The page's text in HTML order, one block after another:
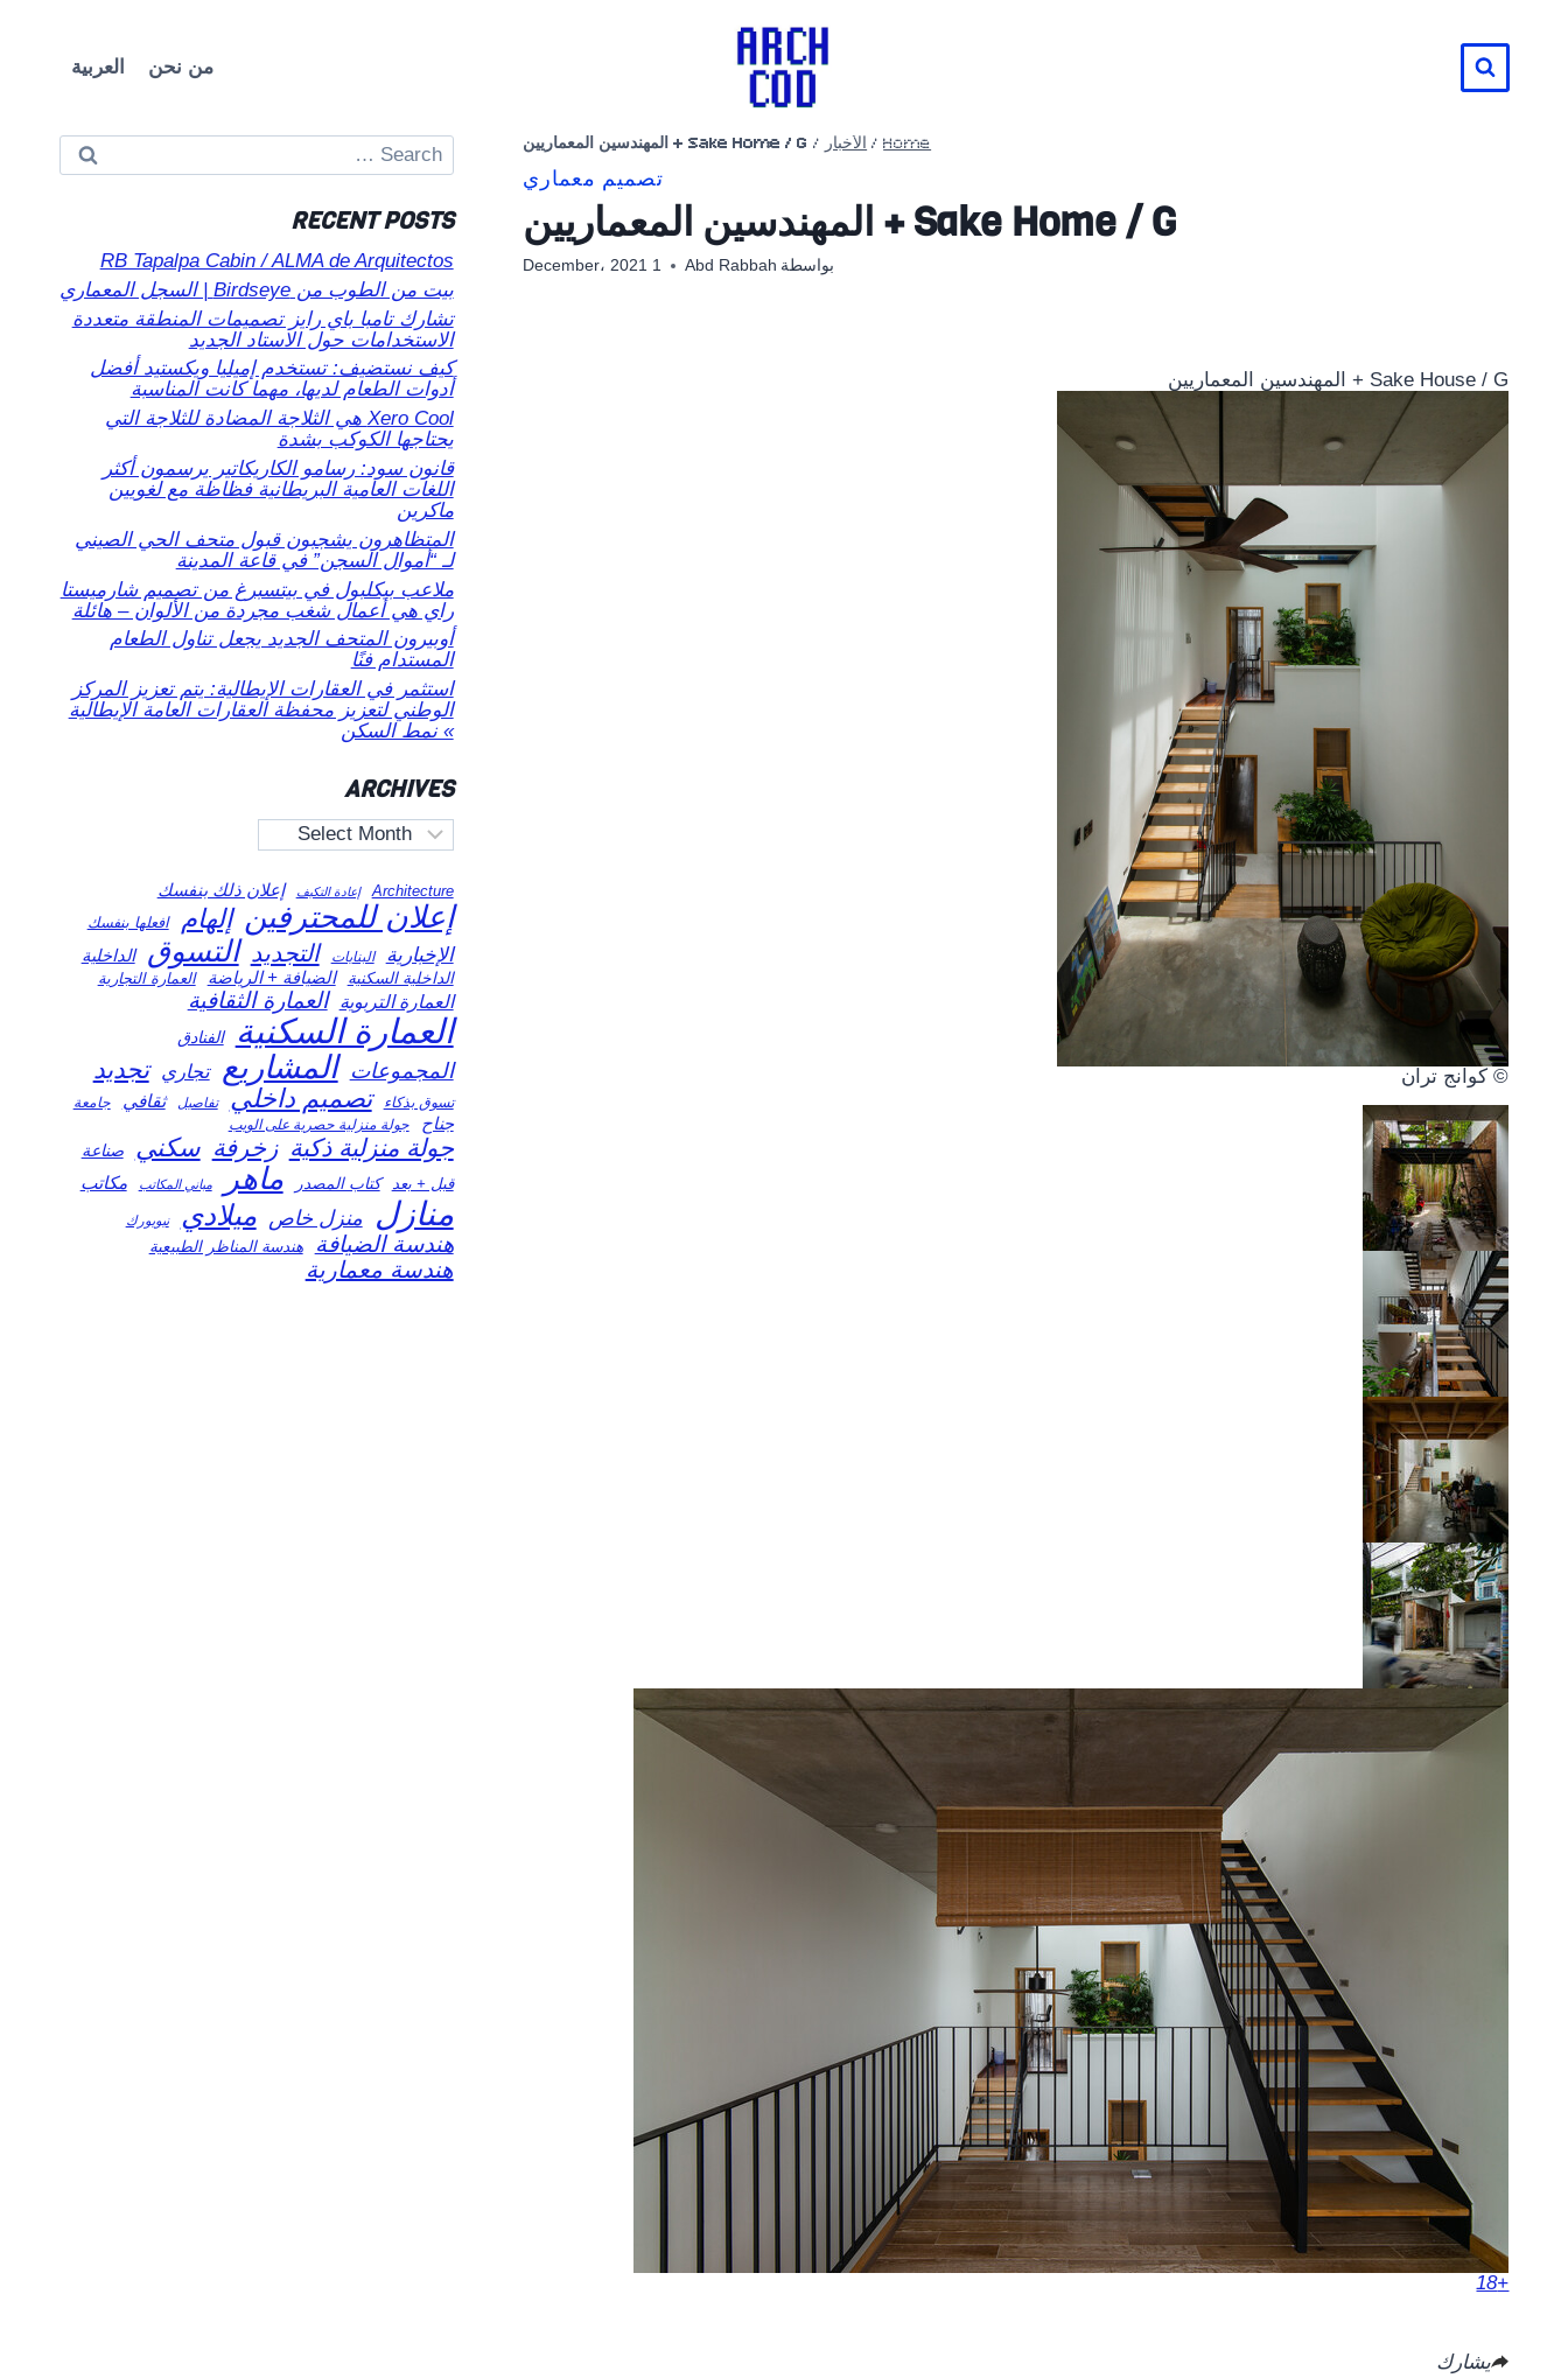
المحتوى
من نحن العربية
Home
/ الأخبار / Sake Home / G + المهندسين المعماريين
تصميم معماري
Sake Home / G + المهندسين المعماريين
بواسطة Abd Rabbah 1 December، 2021
Sake House / G + المهندسين المعماريين
© كوانج تران
+18
يشارك
Search
for:
RECENT POSTS
RB Tapalpa Cabin / ALMA de Arquitectos
بيت من الطوب من Birdseye | السجل المعماري
تشارك تامبا باي رايز تصميمات المنطقة متعددة
الاستخدامات حول الاستاد الجديد
كيف نستضيف: تستخدم إميليا ويكستيد أفضل
أدوات الطعام لديها، مهما كانت المناسبة
Xero Cool هي الثلاجة المضادة للثلاجة التي
يحتاجها الكوكب بشدة
قانون سود: رسامو الكاريكاتير يرسمون أكثر
اللغات العامية البريطانية فظاظة مع لغويين
ماكرين
المتظاهرون يشجبون قبول متحف الحي الصيني
لـ “أموال السجن” في قاعة المدينة
ملاعب بيكلبول في بيتسبرغ من تصميم شارميستا
راي هي أعمال شغب مجردة من الألوان – هائلة
أوبيرون المتحف الجديد يجعل تناول الطعام
المستدام فنًا
استثمر في العقارات الإيطالية: يتم تعزيز المركز
الوطني لتعزيز محفظة العقارات العامة الإيطالية
» نمط السكن
ARCHIVES
Archives
Architecture إعادة التكيف إعلان ذلك بنفسك
إعلان للمحترفين إلهام افعلها بنفسك
الإخبارية البنايات التجديد التسوق الداخلية
الداخلية السكنية الضيافة + الرياضة العمارة التجارية
العمارة التربوية العمارة الثقافية
العمارة السكنية الفنادق
المجموعات المشاريع تجاري تجديد
تسوق بذكاء تصميم داخلي تفاصيل ثقافي جامعة
جناح جولة منزلية حصرية على الويب
جولة منزلية ذكية زخرفة سكني صناعة
قبل + بعد كتاب المصدر ماهر مباني المكاتب مكاتب
منازل منزل خاص ميلادي نيويورك
هندسة الضيافة هندسة المناظر الطبيعية
هندسة معمارية